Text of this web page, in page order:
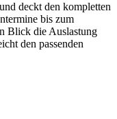
deckt den kompletten
bis zum
Blick die Auslastung
den passenden